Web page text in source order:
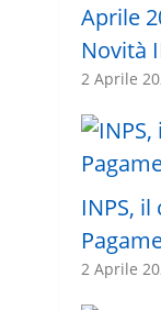
Aprile
Novità
2 Aprile
INPS,
2 Aprile